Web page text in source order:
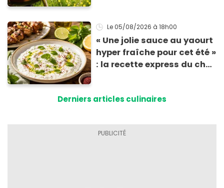
Le 05/08/2026 à 18h00
« Une jolie sauce au yaourt
hyper fraîche pour cet été »
: la recette express du chef
grillades
Derniers articles culinaires